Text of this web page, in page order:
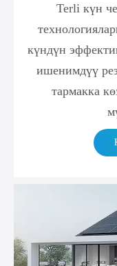
Terli күн
күндүн
ишенимдүү
тармакка